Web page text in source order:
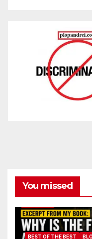
You missed
BEST OF THE BEST